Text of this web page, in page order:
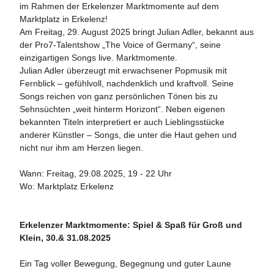
im Rahmen der Erkelenzer Marktmomente auf dem
Marktplatz in Erkelenz!
Am Freitag, 29. August 2025 bringt Julian Adler, bekannt aus
der Pro7-Talentshow „The Voice of Germany“, seine
einzigartigen Songs live. Marktmomente.
Julian Adler überzeugt mit erwachsener Popmusik mit
Fernblick – gefühlvoll, nachdenklich und kraftvoll. Seine
Songs reichen von ganz persönlichen Tönen bis zu
Sehnsüchten „weit hinterm Horizont“. Neben eigenen
bekannten Titeln interpretiert er auch Lieblingsstücke
anderer Künstler – Songs, die unter die Haut gehen und
nicht nur ihm am Herzen liegen.
Wann: Freitag, 29.08.2025, 19 - 22 Uhr
Wo: Marktplatz Erkelenz
Erkelenzer Marktmomente: Spiel & Spaß für Groß und
Klein, 30.& 31.08.2025
Ein Tag voller Bewegung, Begegnung und guter Laune